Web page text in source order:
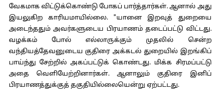
வேகமாக விட்டுக்கொண்டு போகப் பார்த்தார்கள். ஆனால் அது
இயலுகிற காரியமாயில்லை. "யானை இறவுத் துறையை
அடைந்ததும் அவர்களுடைய பிரயாணம் தடைப்பட்டு விட்டது.
வழக்கம் போல் எல்லாருக்கும் முதலில் சென்ற
வந்தியத்தேவனுடைய குதிரை அக்கடல் துறையில் இறங்கிப்
பாய்ந்து சேற்றில் அகப்பட்டுக் கொண்டது. மிக்க சிரமப்பட்டு
அதை வெளியேற்றினார்கள். ஆனாலும் குதிரை இனிப்
பிரயாணத்துக்குத் தகுதியில்லையென்று ஏற்பட்டது.